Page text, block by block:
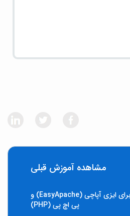
مشاهده آموزش قبلی
آپدیت جدید RPM برای ایزی آپاچی (EasyApache) و
پی اچ پی (PHP)